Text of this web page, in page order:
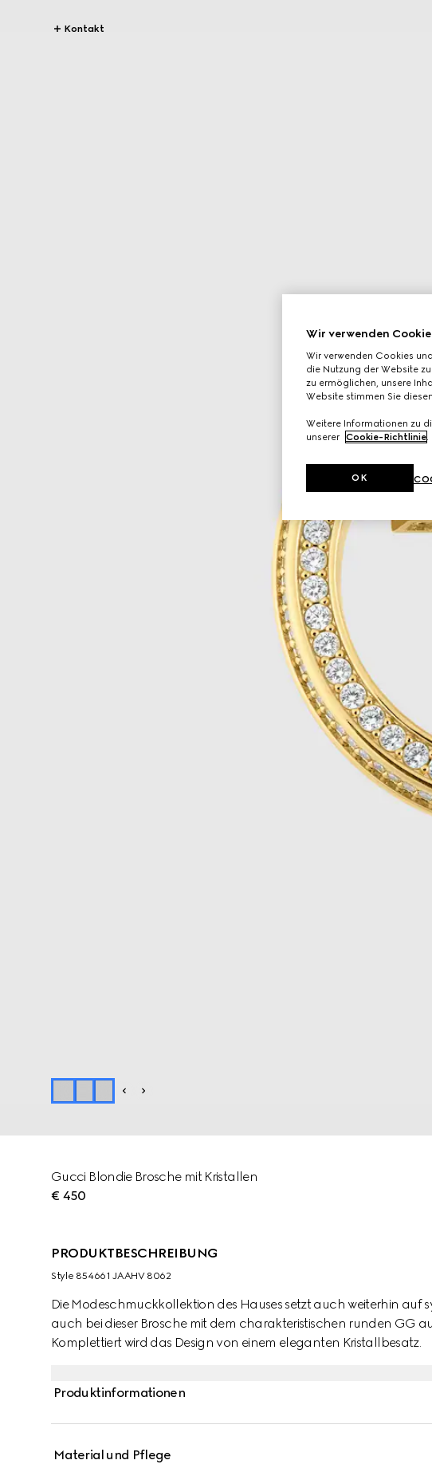
Kontakt
Gucci Blondie Brosche mit Kristallen
€ 450
PRODUKTBESCHREIBUNG
Style ‎854661 JAAHV 8062
Die Modeschmuckkollektion des Hauses setzt auch weiterhin auf
auch bei dieser Brosche mit dem charakteristischen runden GG
Komplettiert wird das Design von einem eleganten Kristallbesatz.
Produktinformationen
Material und Pflege
Wir verwenden
Wir verwenden Cookies
die Nutzung der Website
zu ermöglichen, unsere
Website stimmen Sie
Weitere Informationen zu
unserer Cookie-Richtlinie.
OK